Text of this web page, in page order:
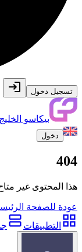
تسجيل دخول
بيكاسو الخليج
دخول
404
هذا المحتوى غير
عودة للصفحة
التطبيقات